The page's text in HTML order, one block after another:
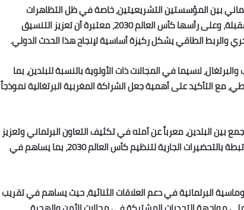
بين المؤسستين التشريعيتين، خاصة في ظل التظاهرات
المشتركة التي يتطلع البلدان إلى تنظيمها خلال السنوات المقبلة، وعلى رأسها كأس العالم 2030، معتبرة أن تعزيز التنسيق
والربط الطاقي يشكل ركيزة أساسية لإنجاح هذا الحدث الدولي.
لاسيما في المجالات ذات الأولوية بالنسبة للبلدين، بما
مع التأكيد على أهمية جعل الشراكة المغربية البرتغالية نموذجاً
بين البلدين، معرباً عن أمله في تكثيف التعاون البرلماني وتعزيز
التنسيق بشأن القضايا ذات الاهتمام المشترك، خاصة تلك المرتبطة بالتحضيرات الجارية لتنظيم كأس العالم 2030، بما يساهم في
البرلمانية في دعم العلاقات الثنائية، حيث يساهم في تقريب